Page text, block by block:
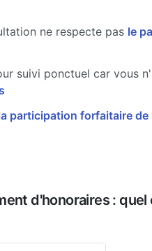
ne respecte pas le
suivi ponctuel car vous
participation forfaitaire de
d'honoraires : quel